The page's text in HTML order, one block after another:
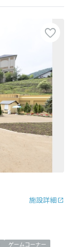
施設詳細
ゲームコーナー